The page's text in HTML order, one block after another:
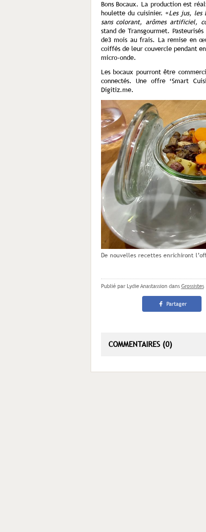
Bons Bocaux. La production est
houlette du cuisinier. «Les jus, les
sans colorant, arômes artificiel,
stand de Transgourmet.
de3 mois au frais. La remise en
coiffés de leur couvercle pendant
micro-onde.
Les bocaux pourront être
connectés. Une offre ‘Smart
Digitiz.me.
De nouvelles recettes enrichiront
Publié par Lydie Anastassion dans Grossistes
Partager
COMMENTAIRES (0)